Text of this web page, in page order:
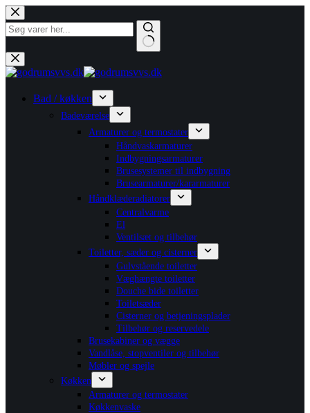
Fortsæt
til
indhold
Ingen
resultater
Bad / køkken
Badeværelse
Armaturer og termostater
Håndvaskarmaturer
Indbygningsarmaturer
Brusesystemer til indbygning
Brusearmaturer/kararmaturer
Håndklæderadiatorer
Centralvarme
El
Ventilsæt og tilbehør
Toiletter, sæder og cisterner
Gulvstående toiletter
Væghængte toiletter
Douche bide toiletter
Toiletsæder
Cisterner og betjeningsplader
Tilbehør og reservedele
Brusekabiner og vægge
Vandlåse, stopventiler og tilbehør
Møbler og spejle
Køkken
Armaturer og termostater
Køkkenvaske